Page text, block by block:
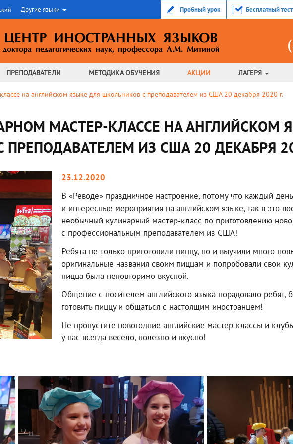
Другие языки Пробный урок Бесплатный тест
ЦЕНТР ИНОСТРАННЫХ ЯЗЫКОВ
доктора педагогических наук,профессора А.М. Митиной
ПРЕПОДАВАТЕЛИ МЕТОДИКАОБУЧЕНИЯ АКЦИИ ЛАГЕРЯ
на английском языке для школьников с преподавателем из США 20 декабря 2020 г.
МАСТЕР-КЛАССЕ НА АНГЛИЙСКОМ
ИЗ США 20 ДЕКАБРЯ
23.12.2020
В «Реводе» праздничное настроение, потому что каждый
и интересные мероприятия на английском языке, так в это
необычный кулинарный мастер-класс по приготовлению
с профессиональным преподавателем из США!
Ребята не только приготовили пиццу, но и выучили много
оригинальные названия своим пиццам и попробовали свои
пицца была неповторимо вкусной.
Общение с носителем английского языка порадовало ребят,
готовить пиццу и общаться с настоящим иностранцем!
Не пропустите новогодние английские мастер-классы и
у нас всегда весело, полезно и вкусно!